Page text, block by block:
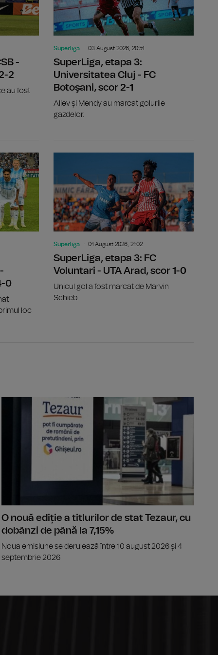
-
2
au fost
Superliga 03 August 2026, 20:51
SuperLiga, etapa 3:
Universitatea Cluj - FC
Botoşani, scor 2-1
Aliev și Mendy au marcat golurile
gazdelor.
0
loc
Superliga 01 August 2026, 21:02
SuperLiga, etapa 3: FC
Voluntari - UTA Arad, scor 1-0
Unicul gol a fost marcat de Marvin
Schieb.
7 persoane arestate preventiv pentru furt de cabluri
O nouă ediție a titlurilor de stat Tezaur, cu
dobânzi de până la 7,15%
Noua emisiune se derulează între 10 august 2026 și 4
septembrie 2026